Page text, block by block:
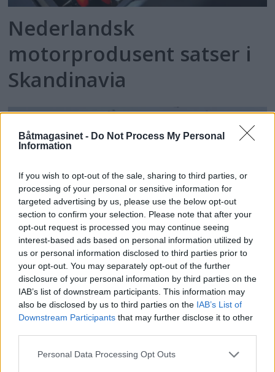
Båtmagasinet - Do Not Process My Personal
Information
If you wish to opt-out of the sale, sharing to third parties, or
processing of your personal or sensitive information for
targeted advertising by us, please use the below opt-out
section to confirm your selection. Please note that after your
opt-out request is processed you may continue seeing
interest-based ads based on personal information utilized by
us or personal information disclosed to third parties prior to
your opt-out. You may separately opt-out of the further
disclosure of your personal information by third parties on the
IAB’s list of downstream participants. This information may
also be disclosed by us to third parties on the IAB’s List of
Downstream Participants that may further disclose it to other
Personal Data Processing Opt Outs
Nederlandsk
motorprodusent satser i
Skandinavia
Svensk utleiebåt kan bli
selvkjørende til
sommeren